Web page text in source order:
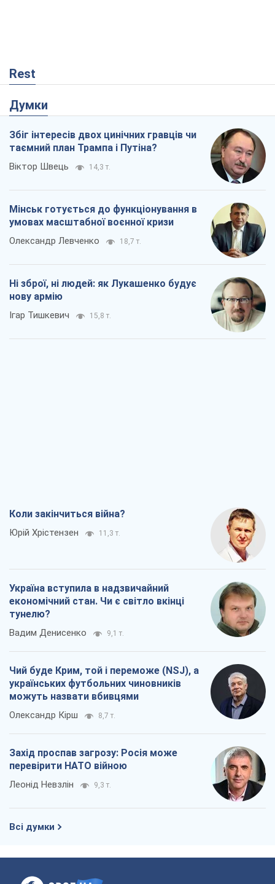
Rest
Думки
Збіг інтересів двох цинічних гравців чи
таємний план Трампа і Путіна?
Віктор Швець 14,3 т.
Мінськ готується до функціонування в
умовах масштабної воєнної кризи
Олександр Левченко 18,7 т.
Ні зброї, ні людей: як Лукашенко будує
нову армію
Ігар Тишкевич 15,8 т.
Коли закінчиться війна?
Юрій Хрістензен 11,3 т.
Україна вступила в надзвичайний
економічний стан. Чи є світло вкінці
тунелю?
Вадим Денисенко 9,1 т.
Чий буде Крим, той і переможе (NSJ), а
українських футбольних чиновників
можуть назвати вбивцями
Олександр Кірш 8,7 т.
Захід проспав загрозу: Росія може
перевірити НАТО війною
Леонід Невзлін 9,3 т.
Всі думки